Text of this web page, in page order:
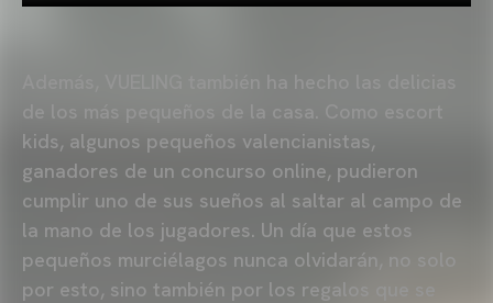
kids, algunos pequeños valencianistas,
ganadores de un concurso online, pudieron
cumplir uno de sus sueños al saltar al campo de
la mano de los jugadores. Un día que estos
pequeños murciélagos nunca olvidarán, no solo
por esto, sino también por los regalos que se